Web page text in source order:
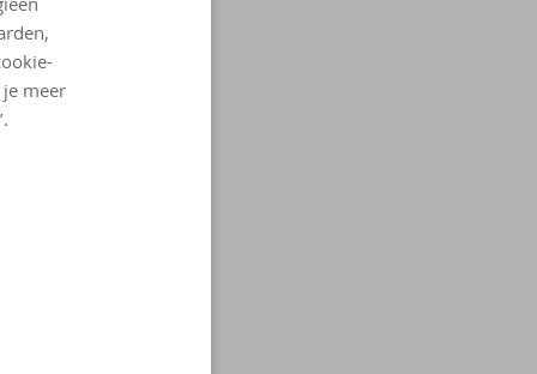
meer
aan een sterk team
ontstaan
individu te blijven